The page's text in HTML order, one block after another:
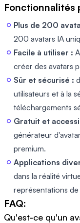
Fonctionnalités
Plus de 200
200 avatars IA
Facile à utiliser :
créer des avatars
Sûr et sécurisé :
utilisateurs et à la
téléchargements
Gratuit et
générateur
premium.
Applications
dans la réalité
représentations
FAQ:
Qu'est-ce qu'un